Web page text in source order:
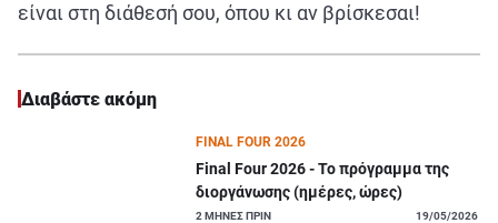
είναι στη διάθεσή σου, όπου κι αν βρίσκεσαι!
Διαβάστε ακόμη
FINAL FOUR 2026
Final Four 2026 - Το πρόγραμμα της
διοργάνωσης (ημέρες, ώρες)
2 ΜΗΝΕΣ ΠΡΙΝ 19/05/2026